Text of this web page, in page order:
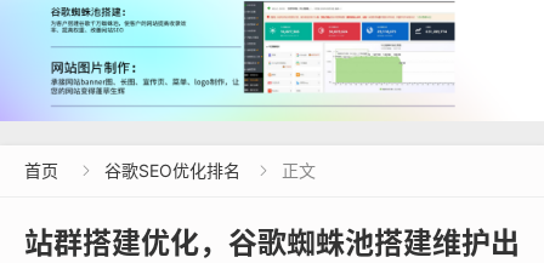
首页  谷歌SEO优化排名  正文
站群搭建优化，谷歌蜘蛛池搭建维护出